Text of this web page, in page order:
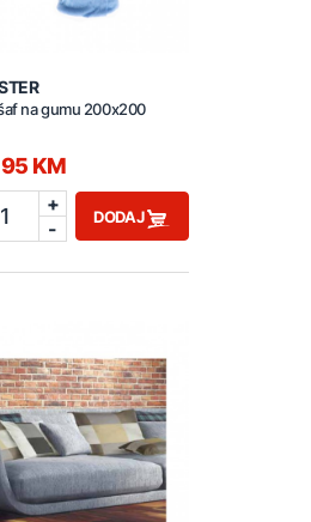
na gumu 200x200
KM
1
+
-
DODAJ